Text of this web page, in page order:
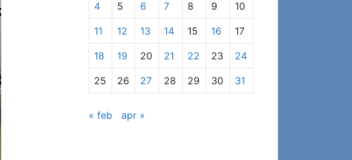
4 5 6 7 8 9 10
11 12 13 14 15 16 17
18 19 20 21 22 23 24
25 26 27 28 29 30 31
« feb apr »